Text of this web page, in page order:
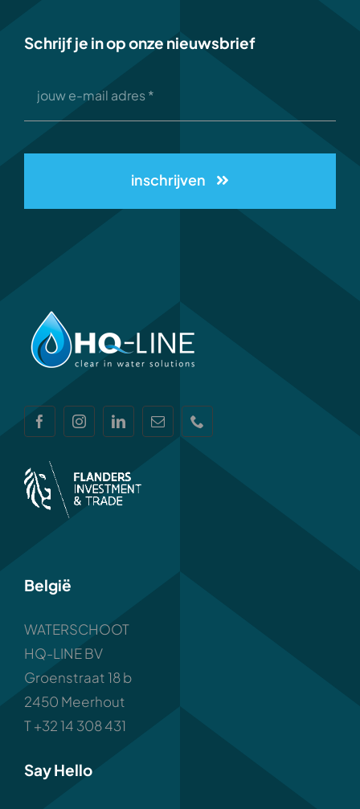
Schrijf je in op onze nieuwsbrief
inschrijven
België
WATERSCHOOT
HQ-LINE BV
Groenstraat 18 b
2450 Meerhout
T +32 14 308 431
Say Hello